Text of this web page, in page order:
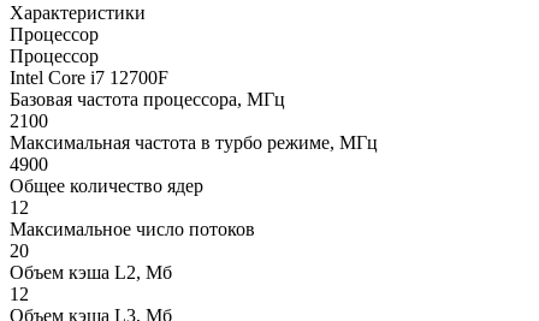
Характеристики
Процессор
Процессор
Intel Core i7 12700F
Базовая частота процессора, МГц
2100
Максимальная частота в турбо режиме, МГц
4900
Общее количество ядер
12
Максимальное число потоков
20
Объем кэша L2, Мб
12
Объем кэша L3, Мб